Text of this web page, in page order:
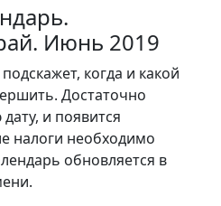
Июнь 2019
подскажет, когда и какой
Достаточно
и появится
налоги необходимо
обновляется в